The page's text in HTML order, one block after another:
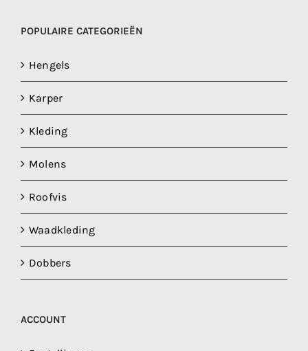
POPULAIRE CATEGORIEËN
Hengels
Karper
Kleding
Molens
Roofvis
Waadkleding
Dobbers
ACCOUNT